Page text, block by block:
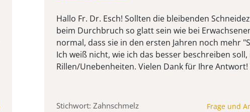
Hallo Fr. Dr. Esch! Sollten die bleibenden
beim Durchbruch so glatt sein wie bei
normal, dass sie in den ersten Jahren noch mehr
Ich weiß nicht, wie ich das besser beschreiben
Rillen/Unebenheiten. Vielen Dank für Ihre Antwort!
Stichwort: Zahnschmelz Frage und